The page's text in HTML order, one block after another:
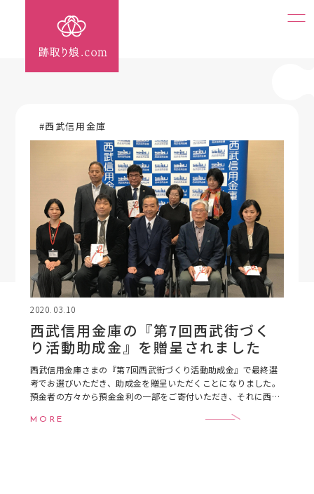
#西武信用金庫
2020.03.10
西武信用金庫の『第7回西武街づく
り活動助成金』を贈呈されました
西武信用金庫さまの『第7回西武街づくり活動助成金』で最終選
考でお選びいただき、助成金を贈呈いただくことになりました。
預金者の方々から預金金利の一部をご寄付いただき、それに西武
MORE